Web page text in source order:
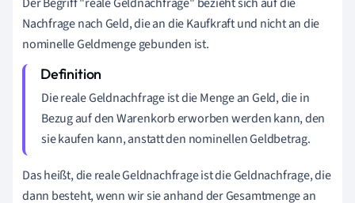
Nachfrage nach Geld, die an die Kaufkraft und nicht an die
nominelle Geldmenge gebunden ist.
Die reale Geldnachfrage ist die Menge an Geld, die in
Bezug auf den Warenkorb erworben werden kann, den
sie kaufen kann, anstatt den nominellen Geldbetrag.
Das heißt, die reale Geldnachfrage ist die Geldnachfrage, die
dann besteht, wenn wir sie anhand der Gesamtmenge an